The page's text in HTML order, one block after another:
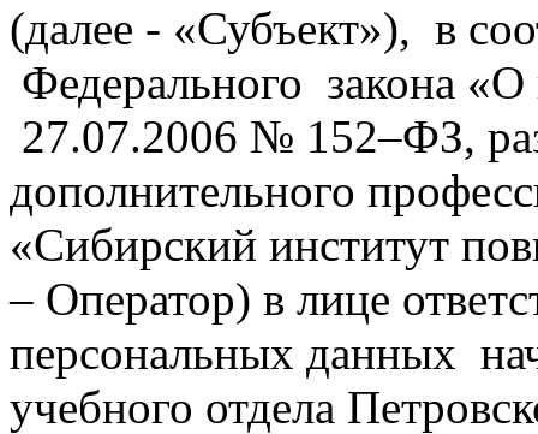
(далее - «Субъект»), в
Федерального закона
27.07.2006 № 152–ФЗ,
дополнительного
«Сибирский институт
– Оператор) в лице
персональных данных
учебного отдела